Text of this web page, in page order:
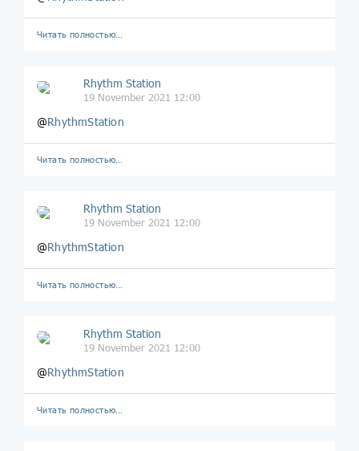
Читать полностью…
Rhythm Station
19 November 2021 12:00
@RhythmStation
Читать полностью…
Rhythm Station
19 November 2021 12:00
@RhythmStation
Читать полностью…
Rhythm Station
19 November 2021 12:00
@RhythmStation
Читать полностью…